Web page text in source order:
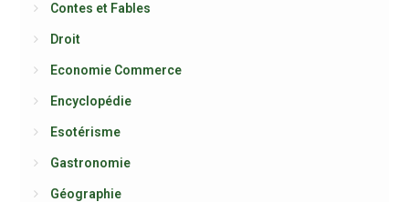
Contes et Fables
Droit
Economie Commerce
Encyclopédie
Esotérisme
Gastronomie
Géographie